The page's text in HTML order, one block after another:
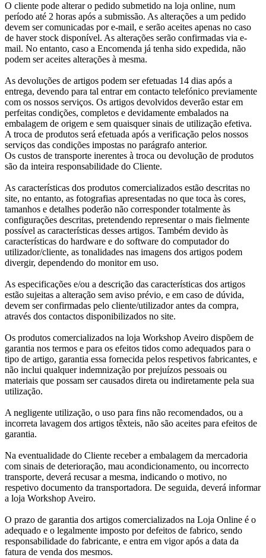
O cliente pode alterar o pedido submetido na loja online, num
período até 2 horas após a submissão. As alterações a um pedido
devem ser comunicadas por e-mail, e serão aceites apenas no caso
de haver stock disponível. As alterações serão confirmadas via e-
mail. No entanto, caso a Encomenda já tenha sido expedida, não
podem ser aceites alterações à mesma.
As devoluções de artigos podem ser efetuadas 14 dias após a
entrega, devendo para tal entrar em contacto telefónico previamente
com os nossos serviços. Os artigos devolvidos deverão estar em
perfeitas condições, completos e devidamente embalados na
embalagem de origem e sem quaisquer sinais de utilização efetiva.
A troca de produtos será efetuada após a verificação pelos nossos
serviços das condições impostas no parágrafo anterior.
Os custos de transporte inerentes à troca ou devolução de produtos
são da inteira responsabilidade do Cliente.
As características dos produtos comercializados estão descritas no
site, no entanto, as fotografias apresentadas no que toca às cores,
tamanhos e detalhes poderão não corresponder totalmente às
configurações descritas, pretendendo representar o mais fielmente
possível as características desses artigos. Também devido às
características do hardware e do software do computador do
utilizador/cliente, as tonalidades nas imagens dos artigos podem
divergir, dependendo do monitor em uso.
As especificações e/ou a descrição das características dos artigos
estão sujeitas a alteração sem aviso prévio, e em caso de dúvida,
devem ser confirmadas pelo cliente/utilizador antes da compra,
através dos contactos disponibilizados no site.
Os produtos comercializados na loja Workshop Aveiro dispõem de
garantia nos termos e para os efeitos tidos como adequados para o
tipo de artigo, garantia essa fornecida pelos respetivos fabricantes, e
não inclui qualquer indemnização por prejuízos pessoais ou
materiais que possam ser causados direta ou indiretamente pela sua
utilização.
A negligente utilização, o uso para fins não recomendados, ou a
incorreta lavagem dos artigos têxteis, não são aceites para efeitos de
garantia.
Na eventualidade do Cliente receber a embalagem da mercadoria
com sinais de deterioração, mau acondicionamento, ou incorrecto
transporte, deverá recusar a mesma, indicando o motivo, no
respetivo documento da transportadora. De seguida, deverá informar
a loja Workshop Aveiro.
O prazo de garantia dos artigos comercializados na Loja Online é o
adequado e o legalmente imposto por defeitos de fabrico, sendo
responsabilidade do fabricante, e entra em vigor após a data da
fatura de venda dos mesmos.